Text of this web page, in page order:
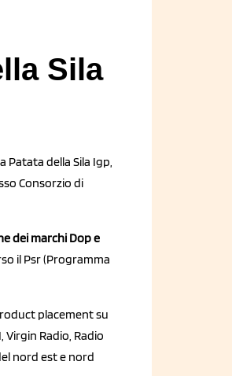
Sila
Patata della Sila Igp,
Consorzio di
dei marchi Dop e
il Psr (Programma
placement su
Virgin Radio, Radio
nord est e nord